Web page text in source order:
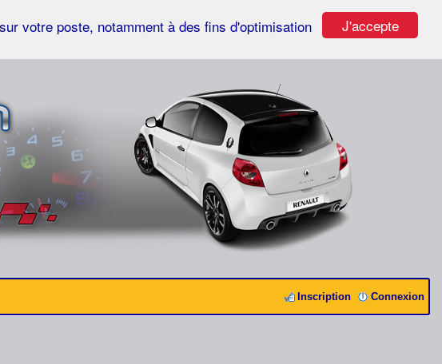
J'accepte
votre poste, notamment à des fins d'optimisation
Connexion
Inscription